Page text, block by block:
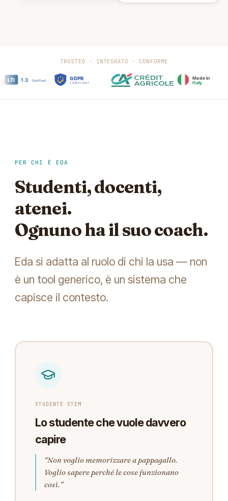
TRUSTED · INTEGRATO · CONFORME
PER CHI È EDA
Studenti, docenti,
atenei.
Ognuno ha il suo coach.
Eda si adatta al ruolo di chi la usa — non
è un tool generico, è un sistema che
capisce il contesto.
STUDENTE STEM
Lo studente che vuole davvero
capire
“Non voglio memorizzare a pappagallo.
Voglio sapere perché le cose funzionano
così.”